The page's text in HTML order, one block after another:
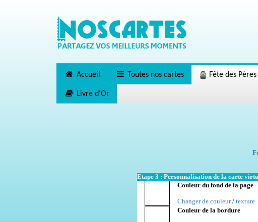
Accueil Toutes nos cartes Fête des Pères
Livre d'Or
Etape 3 : Personnalisation de la carte
Couleur du fond de la page
Changer de couleur/ texture
Couleur de la bordure